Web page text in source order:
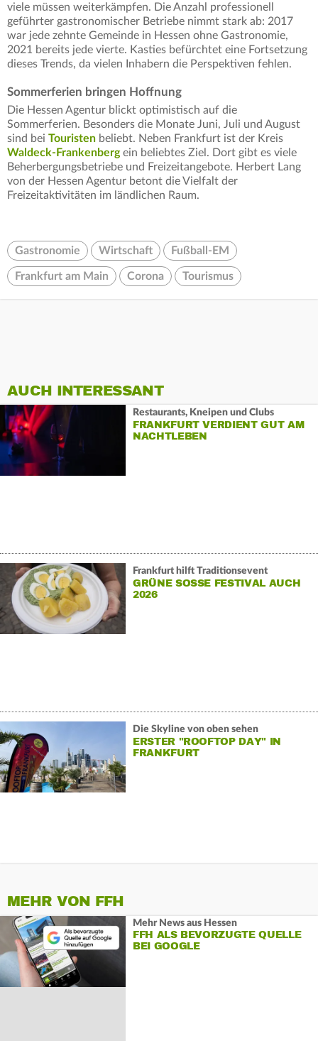
viele müssen weiterkämpfen. Die Anzahl professionell
geführter gastronomischer Betriebe nimmt stark ab: 2017
war jede zehnte Gemeinde in Hessen ohne Gastronomie,
2021 bereits jede vierte. Kasties befürchtet eine Fortsetzung
dieses Trends, da vielen Inhabern die Perspektiven fehlen.
Sommerferien bringen Hoffnung
Die Hessen Agentur blickt optimistisch auf die
Sommerferien. Besonders die Monate Juni, Juli und August
sind bei Touristen beliebt. Neben Frankfurt ist der Kreis
Waldeck-Frankenbergein beliebtes Ziel. Dort gibt es viele
Beherbergungsbetriebe und Freizeitangebote. Herbert Lang
von der Hessen Agentur betont die Vielfalt der
Freizeitaktivitäten im ländlichen Raum.
Gastronomie Wirtschaft Fußball-EM
Frankfurt am Main Corona Tourismus
AUCH INTERESSANT
Restaurants, Kneipen und Clubs
FRANKFURT VERDIENT GUT AM
NACHTLEBEN
Frankfurt hilft Traditionsevent
GRÜNE SOSSE FESTIVAL AUCH 2
026
Die Skyline von oben sehen
ERSTER "ROOFTOP DAY" IN
FRANKFURT
MEHR VON FFH
Mehr News aus Hessen
FFH ALS BEVORZUGTE QUELLE
BEI GOOGLE